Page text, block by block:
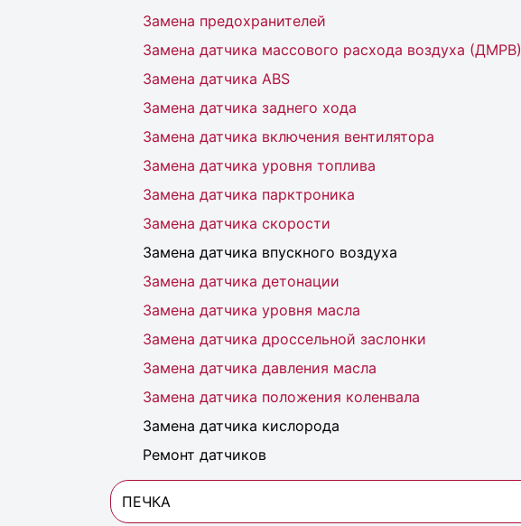
Замена предохранителей
Замена датчика массового расхода воздуха (ДМРВ)
Замена датчика ABS
Замена датчика заднего хода
Замена датчика включения вентилятора
Замена датчика уровня топлива
Замена датчика парктроника
Замена датчика скорости
Замена датчика впускного воздуха
Замена датчика детонации
Замена датчика уровня масла
Замена датчика дроссельной заслонки
Замена датчика давления масла
Замена датчика положения коленвала
Замена датчика кислорода
Ремонт датчиков
ПЕЧКА